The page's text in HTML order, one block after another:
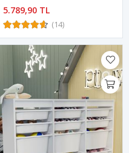
5.789,90 TL
(14)